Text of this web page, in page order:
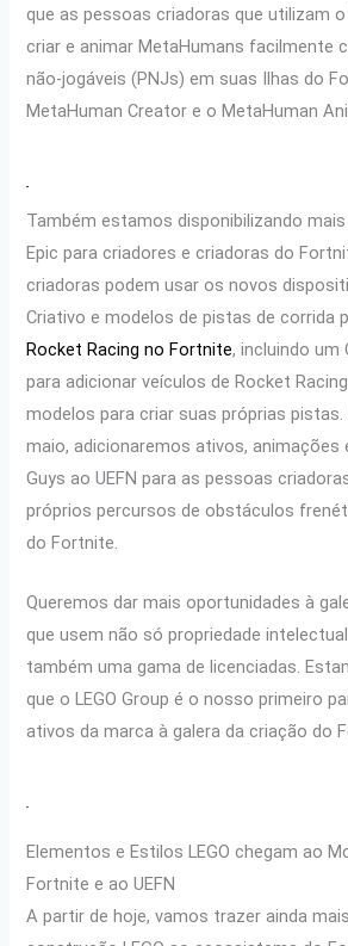
que as pessoas criadoras que utilizam o
criar e animar MetaHumans facilmente
não-jogáveis (PNJs) em suas Ilhas do
MetaHuman Creator e o MetaHuman
Também estamos disponibilizando
Epic para criadores e criadoras do
criadoras podem usar os novos
Criativo e modelos de pistas de corrida
Rocket Racing no Fortnite, incluindo um
para adicionar veículos de Rocket
modelos para criar suas próprias
maio, adicionaremos ativos, animações
Guys ao UEFN para as pessoas
próprios percursos de obstáculos
do Fortnite.
Queremos dar mais oportunidades à
que usem não só propriedade
também uma gama de licenciadas.
que o LEGO Group é o nosso primeiro
ativos da marca à galera da criação do
Elementos e Estilos LEGO chegam ao
Fortnite e ao UEFN
A partir de hoje, vamos trazer ainda